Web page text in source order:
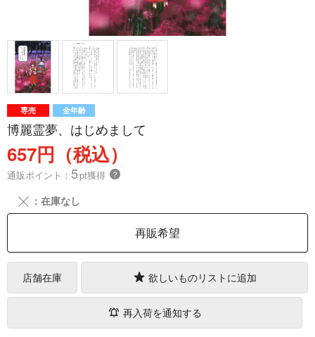
専売 全年齢
博麗霊夢、はじめまして
657円（税込）
通販ポイント： 5pt獲得 ？
╳ ：在庫なし
再販希望
店舗在庫 欲しいものリストに追加
再入荷を通知する